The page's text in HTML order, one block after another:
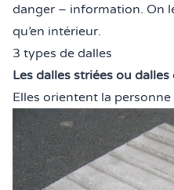
danger – information. On
qu’en intérieur.
3 types de dalles
Les dalles striées ou
Elles orientent la